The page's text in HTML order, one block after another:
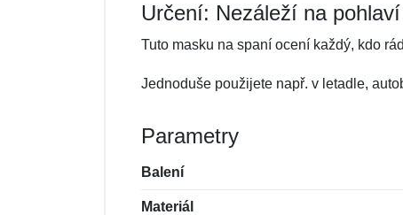
Určení: Nezáleží na pohlaví
Tuto masku na spaní ocení každý, kdo
Jednoduše použijete např. v letadle,
Parametry
Balení
Materiál